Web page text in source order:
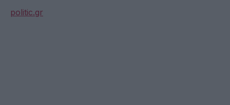
politic.gr